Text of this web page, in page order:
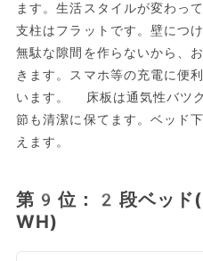
ます。生活スタイルが変わっ
支柱はフラットです。壁につ
無駄な隙間を作らないから、
きます。スマホ等の充電に便
います。 床板は通気性バツ
節も清潔に保てます。ベッド
えます。
第9位：2段ベッド
WH)